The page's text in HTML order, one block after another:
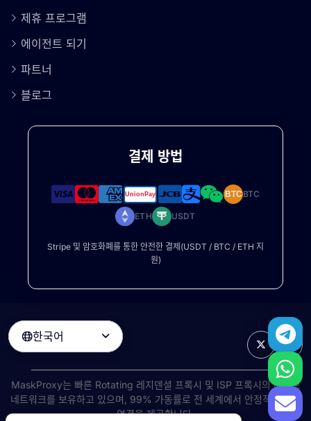
제휴 프로그램
에이전트 되기
파트너
블로그
결제 방법
BTCBTC
ETH USDT
Stripe 및 암호화폐를 통한 안전한 결제(USDT / BTC / ETH 지
원)
한국어 
MaskProxy는 빠른 Rotating 레지덴셜 프록시 및 ISP 프록시의 대규모
네트워크를 보유하고 있으며, 99% 가동률로 전 세계에서 안정적인 고속
연결을 제공합니다.